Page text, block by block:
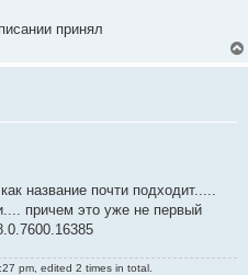
принял
название почти подходит.....
причем это уже не первый
pm, edited 2 times in total.